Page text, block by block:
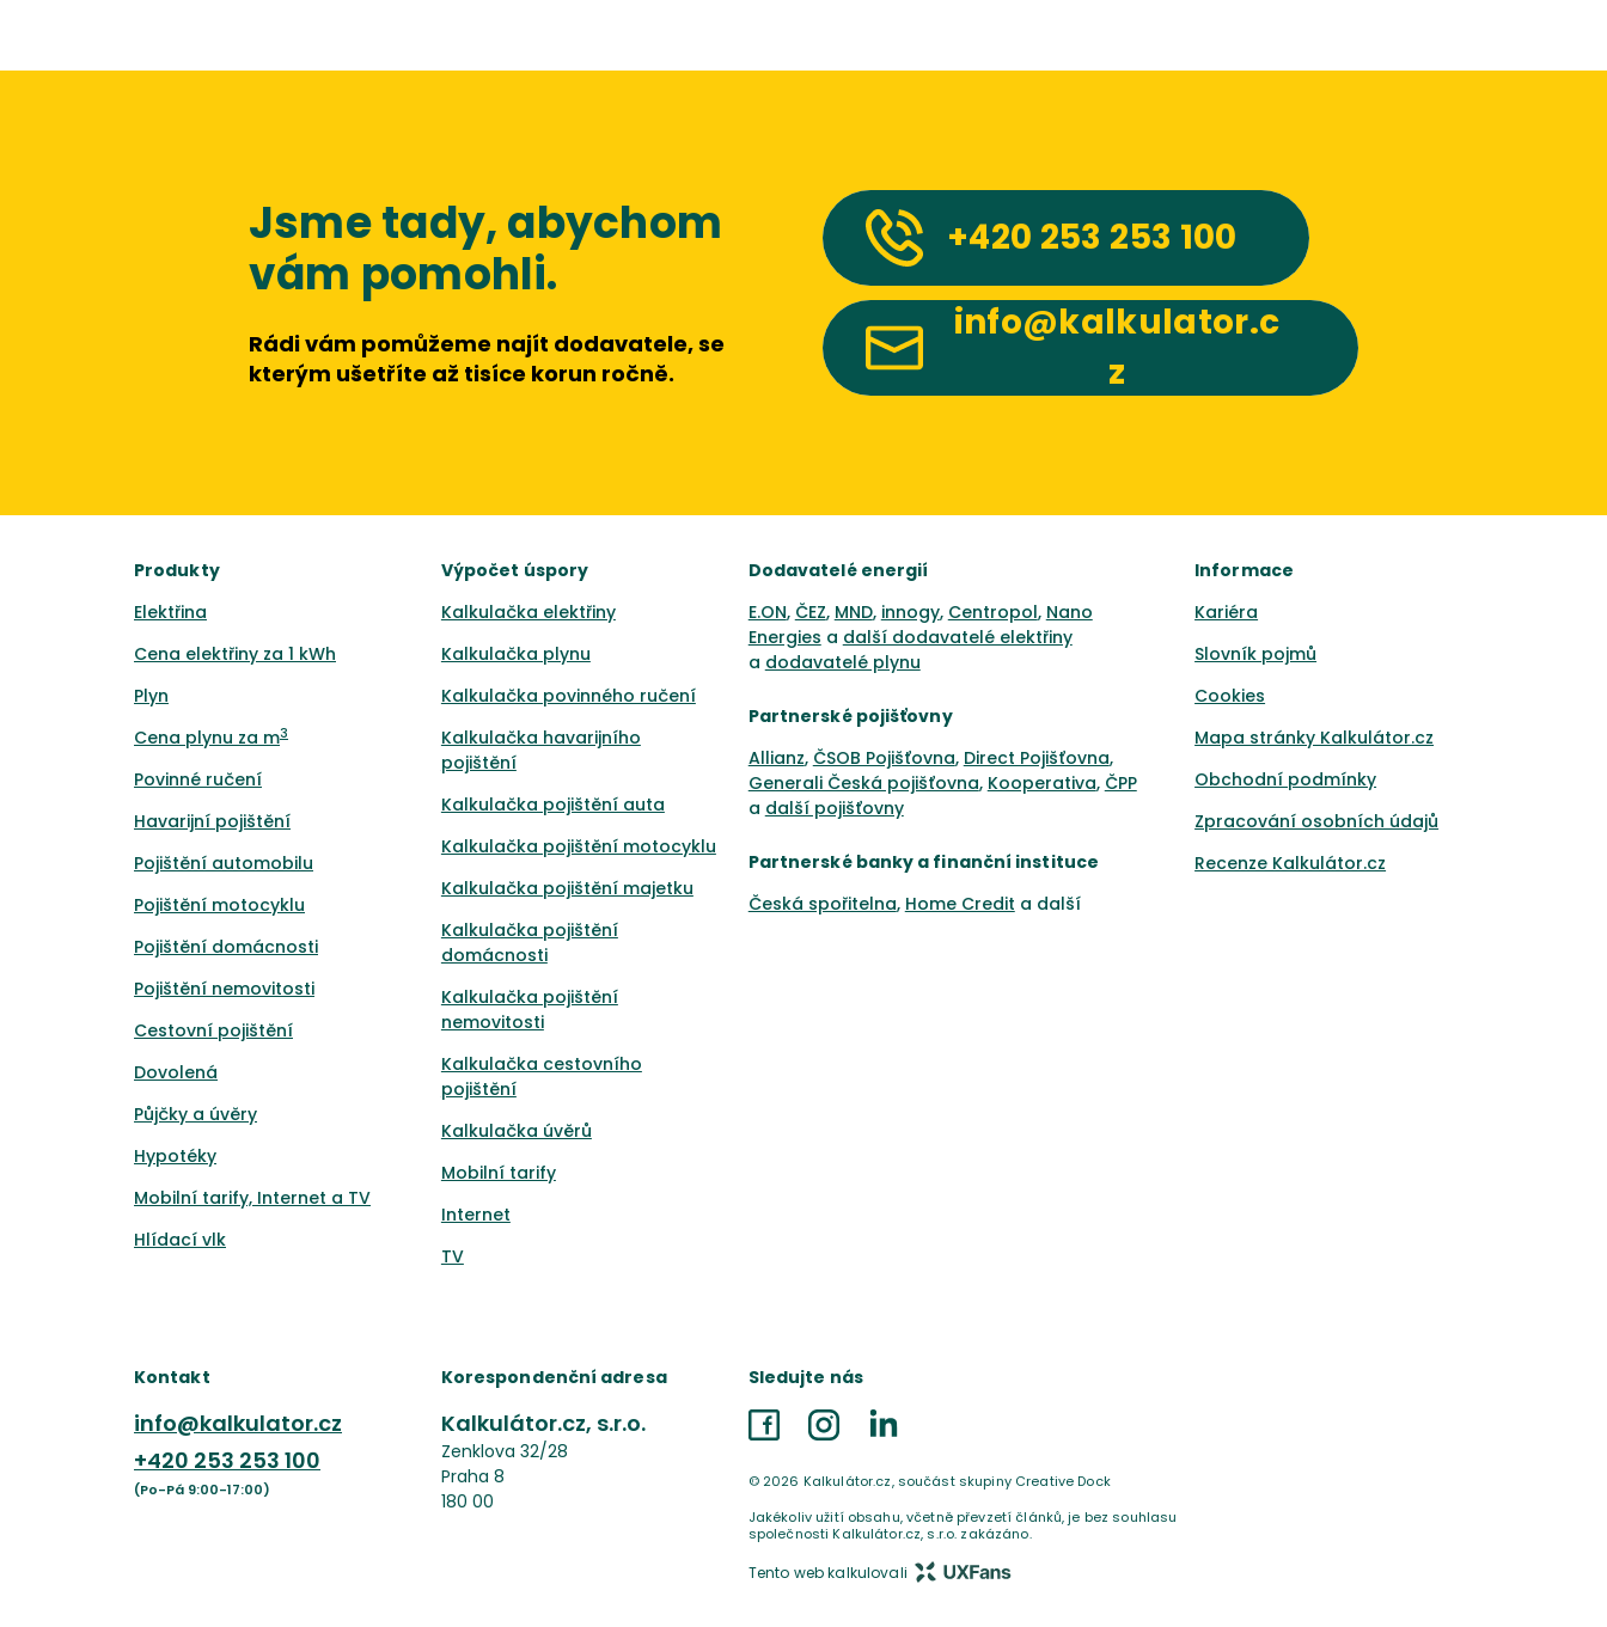
Jsme tady, abychom
vám pomohli.
Rádi vám pomůžeme najít dodavatele, se
kterým ušetříte až tisíce korun ročně.
+420 253 253 100
info@kalkulator.c
z
Produkty
Elektřina
Cena elektřiny za 1 kWh
Plyn
Cena plynu za m3
Povinné ručení
Havarijní pojištění
Pojištění automobilu
Pojištění motocyklu
Pojištění domácnosti
Pojištění nemovitosti
Cestovní pojištění
Dovolená
Půjčky a úvěry
Hypotéky
Mobilní tarify, Internet a TV
Hlídací vlk
Výpočet úspory
Kalkulačka elektřiny
Kalkulačka plynu
Kalkulačka povinného ručení
Kalkulačka havarijního
pojištění
Kalkulačka pojištění auta
Kalkulačka pojištění motocyklu
Kalkulačka pojištění majetku
Kalkulačka pojištění
domácnosti
Kalkulačka pojištění
nemovitosti
Kalkulačka cestovního
pojištění
Kalkulačka úvěrů
Mobilní tarify
Internet
TV
Dodavatelé energií
E.ON, ČEZ, MND, innogy, Centropol, Nano
Energies a další dodavatelé elektřiny
a dodavatelé plynu
Partnerské pojišťovny
Allianz, ČSOB Pojišťovna, Direct Pojišťovna,
Generali Česká pojišťovna, Kooperativa, ČPP
a další pojišťovny
Partnerské banky a finanční instituce
Česká spořitelna, Home Credit a další
Informace
Kariéra
Slovník pojmů
Cookies
Mapa stránky Kalkulátor.cz
Obchodní podmínky
Zpracování osobních údajů
Recenze Kalkulátor.cz
Kontakt
info@kalkulator.cz
+420 253 253 100
(Po-Pá 9:00-17:00)
Korespondenční adresa
Kalkulátor.cz, s.r.o.
Zenklova 32/28
Praha 8
180 00
Sledujte nás
FacebookInstagramLinkedIn
© 2026 Kalkulátor.cz, součást skupiny Creative Dock
Jakékoliv užití obsahu, včetně převzetí článků, je bez souhlasu
společnosti Kalkulátor.cz, s.r.o. zakázáno.
Tento web kalkulovali